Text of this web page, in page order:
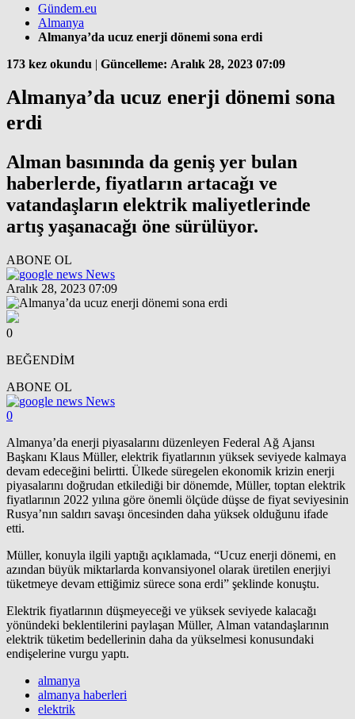
Gündem.eu
Almanya
Almanya’da ucuz enerji dönemi sona erdi
173 kez okundu | Güncelleme: Aralık 28, 2023 07:09
Almanya’da ucuz enerji dönemi sona
erdi
Alman basınında da geniş yer bulan
haberlerde, fiyatların artacağı ve
vatandaşların elektrik maliyetlerinde
artış yaşanacağı öne sürülüyor.
ABONE OL
News
Aralık 28, 2023 07:09
0
BEĞENDİM
ABONE OL
News
0
Almanya’da enerji piyasalarını düzenleyen Federal Ağ Ajansı
Başkanı Klaus Müller, elektrik fiyatlarının yüksek seviyede kalmaya
devam edeceğini belirtti. Ülkede süregelen ekonomik krizin enerji
piyasalarını doğrudan etkilediği bir dönemde, Müller, toptan elektrik
fiyatlarının 2022 yılına göre önemli ölçüde düşse de fiyat seviyesinin
Rusya’nın saldırı savaşı öncesinden daha yüksek olduğunu ifade
etti.
Müller, konuyla ilgili yaptığı açıklamada, “Ucuz enerji dönemi, en
azından büyük miktarlarda konvansiyonel olarak üretilen enerjiyi
tüketmeye devam ettiğimiz sürece sona erdi” şeklinde konuştu.
Elektrik fiyatlarının düşmeyeceği ve yüksek seviyede kalacağı
yönündeki beklentilerini paylaşan Müller, Alman vatandaşlarının
elektrik tüketim bedellerinin daha da yükselmesi konusundaki
endişelerine vurgu yaptı.
almanya
almanya haberleri
elektrik